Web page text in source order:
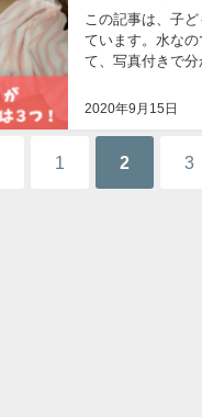
2020年9月15日
この記事は、子
ています。水な
て、写真付きで分
1 2 3